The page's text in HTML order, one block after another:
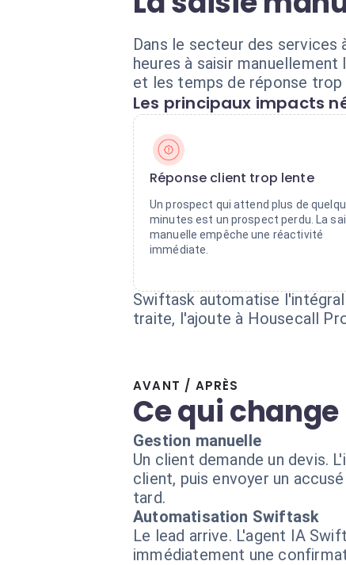
Dans le secteur des
heures à saisir
et les temps de réponse
Les principaux impacts
Réponse client trop lente
Un prospect qui attend plus de
minutes est un prospect perdu. La
manuelle empêche une réactivité
immédiate.
Swiftask automatise
traite, l'ajoute à Housecall
AVANT / APRÈS
Ce qui
Gestion manuelle
Un client demande un devis.
client, puis envoyer un
tard.
Automatisation Swiftask
Le lead arrive. L'agent IA
immédiatement une